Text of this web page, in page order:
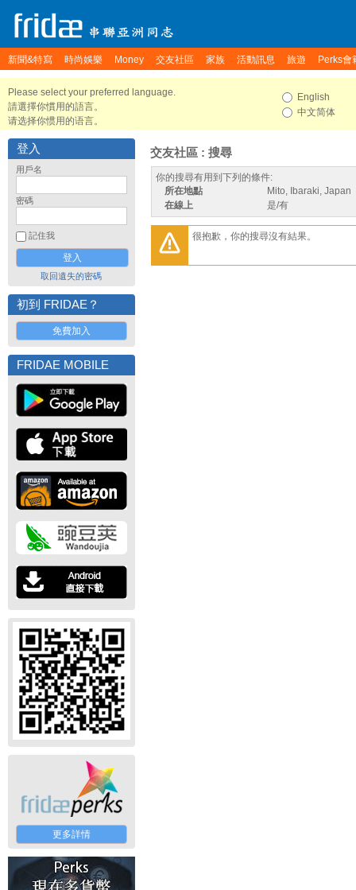
新聞&特寫 時尚娛樂 Money 交友社區 家族 活動訊息 旅遊 Perks會
Please select your preferred language.
請選擇你慣用的語言。
请选择你惯用的语言。
English
中文简体
登入
用戶名
密碼
記住我
取回遺失的密碼
初到 FRIDAE？
免費加入
FRIDAE MOBILE
更多詳情
交友社區 : 搜尋
你的搜尋有用到下列的條件:
所在地點
Mito, Ibaraki, Japan
在線上
是/有
很抱歉，你的搜尋沒有結果。